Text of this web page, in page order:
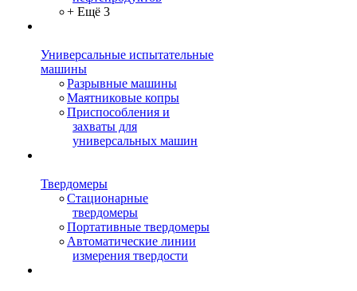
+ Ещё 3
Универсальные испытательные
машины
Разрывные машины
Маятниковые копры
Приспособления и
захваты для
универсальных машин
Твердомеры
Стационарные
твердомеры
Портативные твердомеры
Автоматические линии
измерения твердости